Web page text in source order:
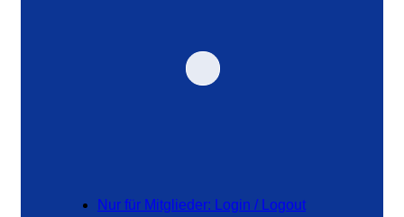
Nur für Mitglieder: Login / Logout